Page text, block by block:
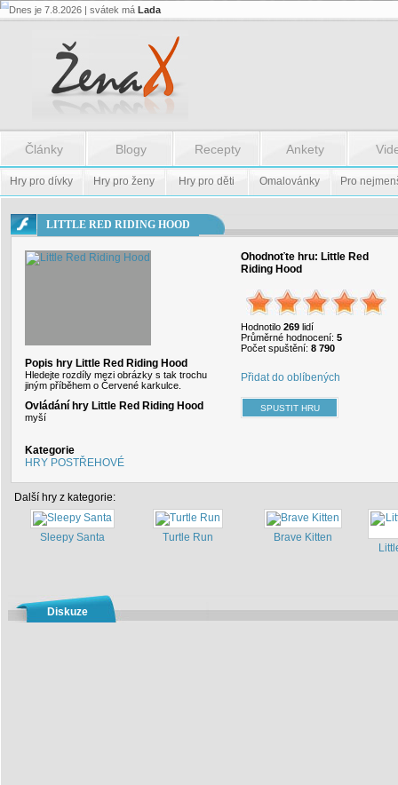
Flash.nazev
Flash.nazev
Dnes je 7.8.2026 | svátek má Lada
Články Blogy Recepty Ankety
Hry pro dívky Hry pro ženy Hry pro děti Omalovánky Pro
LITTLE RED RIDING HOOD
Popis hry Little Red Riding Hood
Hledejte rozdíly mezi obrázky s tak trochu
jiným příběhem o Červené karkulce.
Ovládání hry Little Red Riding Hood
myší
Kategorie
HRY POSTŘEHOVÉ
Ohodnoťte hru: Little Red
Riding Hood
Hodnotilo 269 lidí
Průměrné hodnocení: 5
Počet spuštění: 8 790
Přidat do oblíbených
Další hry z kategorie:
Sleepy Santa Turtle Run
Brave Kitten
Diskuze